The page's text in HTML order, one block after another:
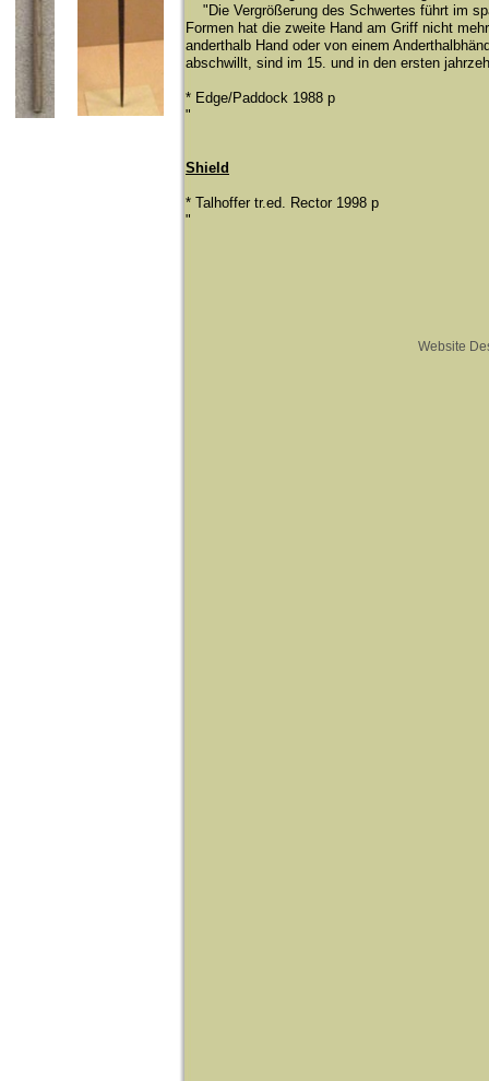
"Die Vergrößerung des Schwertes führt im
Formen hat die zweite Hand am Griff nicht
anderthalb Hand oder von einem Anderthalbhä
abschwillt, sind im 15. und in den ersten
* Edge/Paddock 1988 p
"
​Shield
* Talhoffer tr.ed. Rector 1998 p
​"
Website